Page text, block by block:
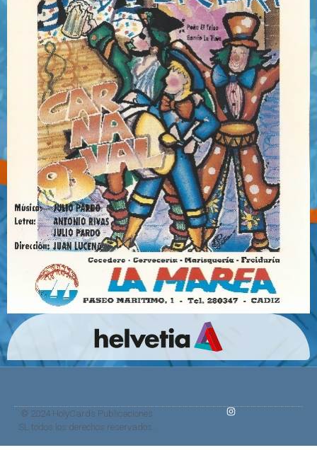
© 2024 HolyCards Publicaciones
SL todos los derechos reservados.